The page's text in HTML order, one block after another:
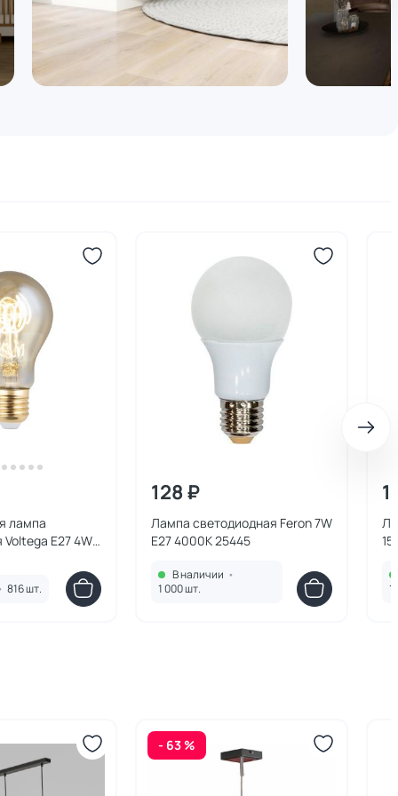
лампа
E27 4W
816 шт.
128 ₽
Лампа светодиодная Feron 7W
E27 4000K 25445
В наличии •
1 000 шт.
1
- 63 %